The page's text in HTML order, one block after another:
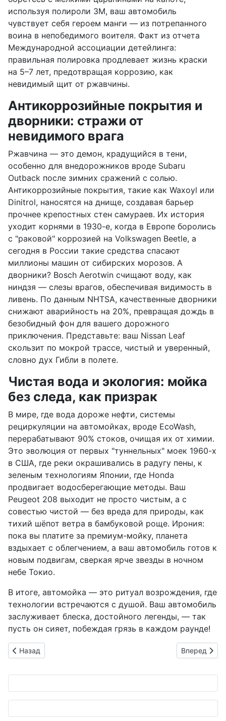
используя полироли 3M, ваш автомобиль
чувствует себя героем манги — из потрепанного
воина в непобедимого воителя. Факт из отчета
Международной ассоциации детейлинга:
правильная полировка продлевает жизнь краски
на 5–7 лет, предотвращая коррозию, как
невидимый щит от ржавчины.
Антикоррозийные покрытия и
дворники: стражи от
невидимого врага
Ржавчина — это демон, крадущийся в тени,
особенно для внедорожников вроде Subaru
Outback после зимних сражений с солью.
Антикоррозийные покрытия, такие как Waxoyl или
Dinitrol, наносятся на днище, создавая барьер
прочнее крепостных стен самураев. Их история
уходит корнями в 1930-е, когда в Европе боролись
с "раковой" коррозией на Volkswagen Beetle, а
сегодня в России такие средства спасают
миллионы машин от сибирских морозов. А
дворники? Bosch Aerotwin счищают воду, как
ниндзя — слезы врагов, обеспечивая видимость в
ливень. По данным NHTSA, качественные дворники
снижают аварийность на 20%, превращая дождь в
безобидный фон для вашего дорожного
приключения. Представьте: ваш Nissan Leaf
скользит по мокрой трассе, чистый и уверенный,
словно дух Гибли в полете.
Чистая вода и экология: мойка
без следа, как призрак
В мире, где вода дороже нефти, системы
рециркуляции на автомойках, вроде EcoWash,
перерабатывают 90% стоков, очищая их от химии.
Это эволюция от первых "туннельных" моек 1960-х
в США, где реки окрашивались в радугу пены, к
зеленым технологиям Японии, где Honda
продвигает водосберегающие методы. Ваш
Peugeot 208 выходит не просто чистым, а с
совестью чистой — без вреда для природы, как
тихий шёпот ветра в бамбуковой роще. Ирония:
пока вы платите за премиум-мойку, планета
вздыхает с облегчением, а ваш автомобиль готов к
новым подвигам, сверкая ярче звезды в ночном
небе Токио.
В итоге, автомойка — это ритуал возрождения, где
технологии встречаются с душой. Ваш автомобиль
заслуживает блеска, достойного легенды, — так
пусть он сияет, побеждая грязь в каждом раунде!
Предыдущий: Автомойка будущего: как японские
Назад Следующий:
Вперед